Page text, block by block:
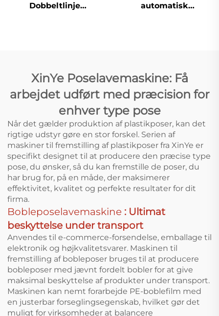
Dobbeltlinje
automatisk
XinYe Poselavemaskine: Få
arbejdet udført med præcision for
enhver type pose
Når det gælder produktion af plastikposer, kan det
rigtige udstyr gøre en stor forskel. Serien af
maskiner til fremstilling af plastikposer fra XinYe er
specifikt designet til at producere den præcise type
pose, du ønsker, så du kan fremstille de poser, du
har brug for, på en måde, der maksimerer
effektivitet, kvalitet og perfekte resultater for dit
firma.
Bobleposelavemaskine : Ultimat
beskyttelse under transport
Anvendes til e-commerce-forsendelse, emballage til
elektronik og højkvalitetsvarer. Maskinen til
fremstilling af bobleposer bruges til at producere
bobleposer med jævnt fordelt bobler for at give
maksimal beskyttelse af produkter under transport.
Maskinen kan nemt forarbejde PE-boblefilm med
en justerbar forseglingsegenskab, hvilket gør det
muligt for virksomheder at balancere